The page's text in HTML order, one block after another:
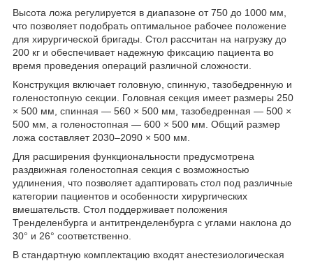
Высота ложа регулируется в диапазоне от 750 до 1000 мм,
что позволяет подобрать оптимальное рабочее положение
для хирургической бригады. Стол рассчитан на нагрузку до
200 кг и обеспечивает надежную фиксацию пациента во
время проведения операций различной сложности.
Конструкция включает головную, спинную, тазобедренную и
голеностопную секции. Головная секция имеет размеры 250
× 500 мм, спинная — 560 × 500 мм, тазобедренная — 500 ×
500 мм, а голеностопная — 600 × 500 мм. Общий размер
ложа составляет 2030–2090 × 500 мм.
Для расширения функциональности предусмотрена
раздвижная голеностопная секция с возможностью
удлинения, что позволяет адаптировать стол под различные
категории пациентов и особенности хирургических
вмешательств. Стол поддерживает положения
Тренделенбурга и антитренделенбурга с углами наклона до
30° и 26° соответственно.
В стандартную комплектацию входят анестезиологическая